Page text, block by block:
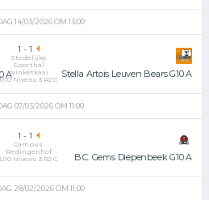
14/03/2026 OM 13:00
A
1 - 1
Stedelijke
Sporthal
Winketkaai
U10 Niveau 3 R2 C Stella Artois Leuven Bears G10 A
07/03/2026 OM 11:00
1 - 1
Campus
Redingenhof
U10 Niveau 3 R2 C
B.C. Gems Diepenbeek G10 A
28/02/2026 OM 11:00